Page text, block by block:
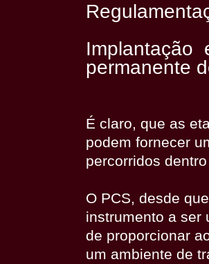
Implantação
permanente
É claro, que as
podem fornecer
percorridos
O PCS, desde
instrumento a ser
de proporcionar
um ambiente de